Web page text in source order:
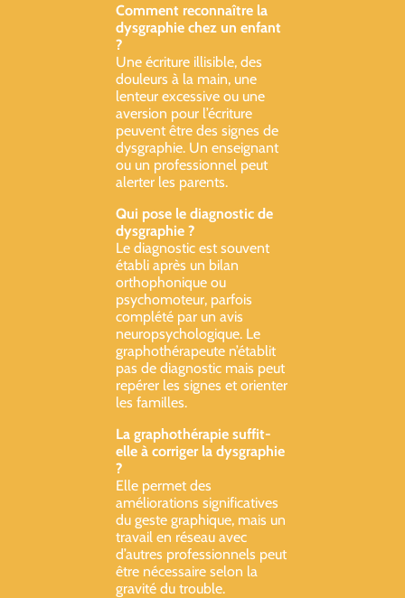
Comment reconnaître la
dysgraphie chez un enfant
?
Une écriture illisible, des
douleurs à la main, une
lenteur excessive ou une
aversion pour l’écriture
peuvent être des signes de
dysgraphie. Un enseignant
ou un professionnel peut
alerter les parents.
Qui pose le diagnostic de
dysgraphie ?
Le diagnostic est souvent
établi après un bilan
orthophonique ou
psychomoteur, parfois
complété par un avis
neuropsychologique. Le
graphothérapeute n’établit
pas de diagnostic mais peut
repérer les signes et orienter
les familles.
La graphothérapie suffit-
elle à corriger la dysgraphie
?
Elle permet des
améliorations significatives
du geste graphique, mais un
travail en réseau avec
d’autres professionnels peut
être nécessaire selon la
gravité du trouble.